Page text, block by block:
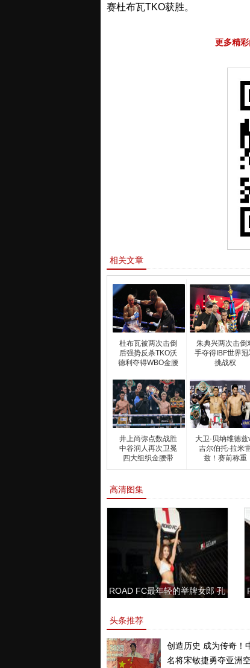
赛杜布瓦TKO获胜。
更多精
相关文章
杜布瓦被两次击倒
后强势反杀TKO沃
德利夺得WBO金腰
朱典兴两次击倒
手夺得IBF世界
挑战权
井上尚弥点数战胜
中谷润人再次卫冕
四大组织金腰带
大卫·贝纳维德兹
吉尔伯托·拉米
兹！赛前称重
高清图集
ROAD FC最年轻的举牌女郎 孔
头条推荐
创造历史 成为传奇！
名将宋敏捷勇夺亚洲